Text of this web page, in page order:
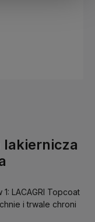
lakiernicza
LACAGRI Topcoat
i trwale chroni